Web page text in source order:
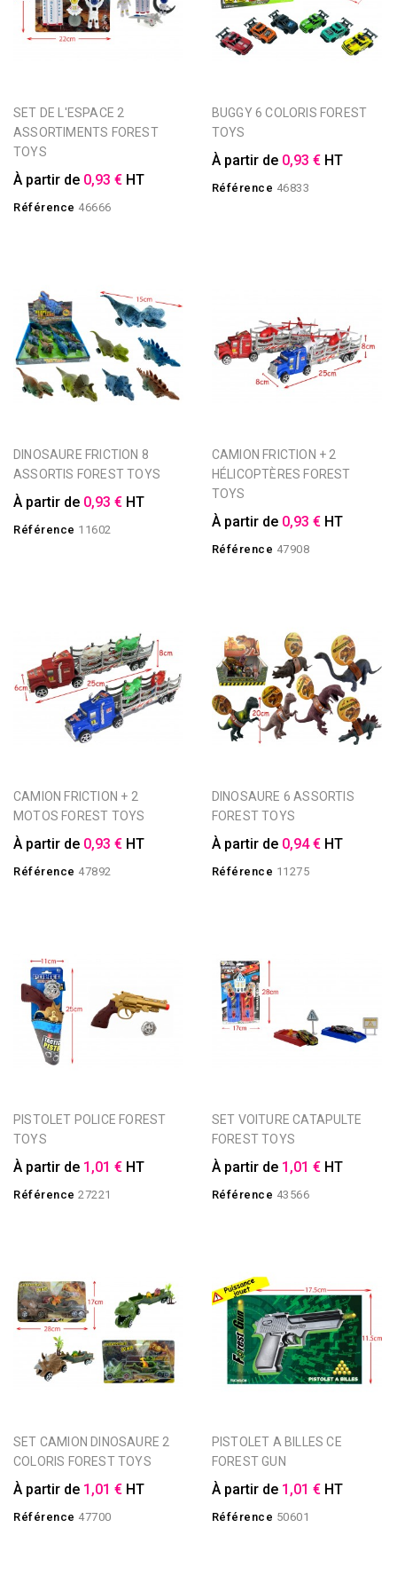
SET DE L'ESPACE 2
ASSORTIMENTS FOREST
TOYS
À partir de 0,93 € HT
Référence 46666
BUGGY 6 COLORIS FOREST
TOYS
À partir de 0,93 € HT
Référence 46833
DINOSAURE FRICTION 8
ASSORTIS FOREST TOYS
À partir de 0,93 € HT
Référence 11602
CAMION FRICTION + 2
HÉLICOPTÈRES FOREST
TOYS
À partir de 0,93 € HT
Référence 47908
CAMION FRICTION + 2
MOTOS FOREST TOYS
À partir de 0,93 € HT
Référence 47892
DINOSAURE 6 ASSORTIS
FOREST TOYS
À partir de 0,94 € HT
Référence 11275
PISTOLET POLICE FOREST
TOYS
À partir de 1,01 € HT
Référence 27221
SET VOITURE CATAPULTE
FOREST TOYS
À partir de 1,01 € HT
Référence 43566
SET CAMION DINOSAURE 2
COLORIS FOREST TOYS
À partir de 1,01 € HT
Référence 47700
PISTOLET A BILLES CE
FOREST GUN
À partir de 1,01 € HT
Référence 50601